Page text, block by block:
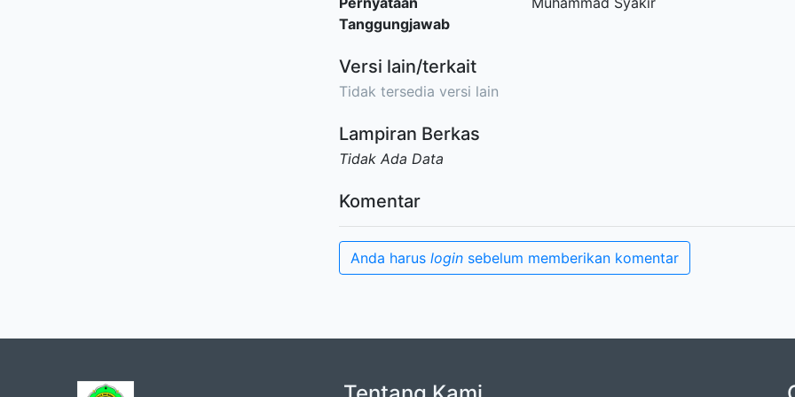
Tanggungjawab
Versi lain/terkait
Tidak tersedia versi lain
Lampiran Berkas
Tidak Ada Data
Komentar
Anda harus login sebelum memberikan komentar